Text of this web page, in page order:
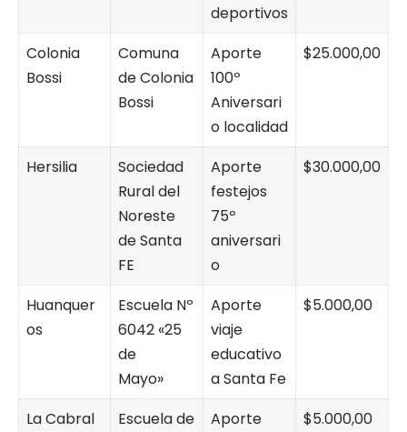
deportivos
Colonia
Bossi
Comuna
de Colonia
Bossi
Aporte
100º
Aniversari
o localidad
$25.000,00
Hersilia
Sociedad
Rural del
Noreste
de Santa
FE
Aporte
festejos
75º
aniversari
o
$30.000,00
Huanquer
os
Escuela Nº
6042 «25
de
Mayo»
Aporte
viaje
educativo
a Santa Fe
$5.000,00
La Cabral
Escuela de
Aporte
$5.000,00